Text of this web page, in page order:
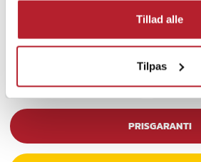
Tillad alle
Tilpas
PRISGARANTI